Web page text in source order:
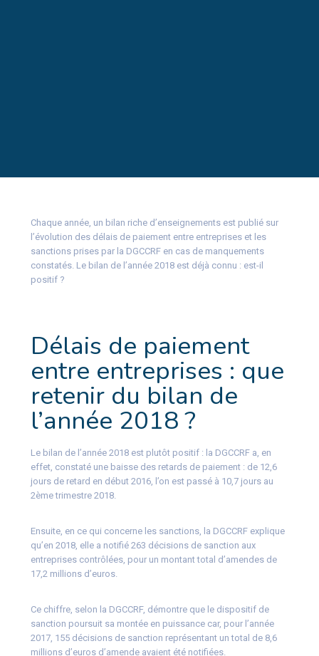
Chaque année, un bilan riche d’enseignements est publié sur
l’évolution des délais de paiement entre entreprises et les
sanctions prises par la DGCCRF en cas de manquements
constatés. Le bilan de l’année 2018 est déjà connu : est-il
positif ?
Délais de paiement
entre entreprises : que
retenir du bilan de
l’année 2018 ?
Le bilan de l’année 2018 est plutôt positif : la DGCCRF a, en
effet, constaté une baisse des retards de paiement : de 12,6
jours de retard en début 2016, l’on est passé à 10,7 jours au
2ème trimestre 2018.
Ensuite, en ce qui concerne les sanctions, la DGCCRF explique
qu’en 2018, elle a notifié 263 décisions de sanction aux
entreprises contrôlées, pour un montant total d’amendes de
17,2 millions d’euros.
Ce chiffre, selon la DGCCRF, démontre que le dispositif de
sanction poursuit sa montée en puissance car, pour l’année
2017, 155 décisions de sanction représentant un total de 8,6
millions d’euros d’amende avaient été notifiées.